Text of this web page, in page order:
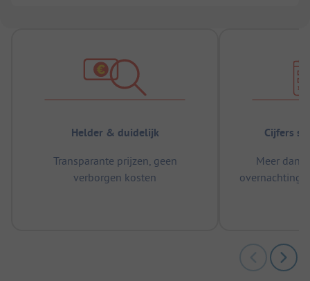
Helder & duidelijk
Transparante prijzen, geen
verborgen kosten
Cijfers
Meer dan